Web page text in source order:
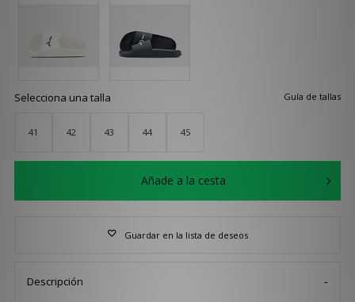
Guía de tallas
Selecciona una talla
41 42 43 44 45
Añade a la cesta
Guardar en la lista de deseos
Descripción